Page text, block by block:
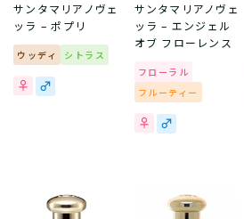
サンタマリアノヴェ
ッラ – ポプリ
ウッディ シトラス
サンタマリアノヴェ
ッラ – エンジェル
オブ フローレンス
フローラル
フルーティー